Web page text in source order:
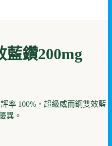
藍鑽200mg
率 100%，超級威而鋼雙效藍
異。